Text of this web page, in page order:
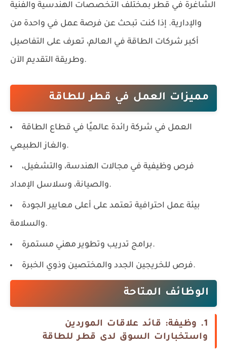
الشاغرة في قطر بمختلف التخصصات الهندسية والفنية
والإدارية. إذا كنت تبحث عن فرصة عمل في واحدة من
أكبر شركات الطاقة في العالم، تعرف على التفاصيل
وطريقة التقديم الآن.
مميزات العمل في قطر للطاقة
العمل في شركة رائدة عالميًا في قطاع الطاقة
والغاز الطبيعي.
فرص وظيفية في مجالات الهندسة، والتشغيل،
والصيانة، وسلاسل الإمداد.
بيئة عمل احترافية تعتمد على أعلى معايير الجودة
والسلامة.
برامج تدريب وتطوير مهني مستمرة.
فرص للخريجين الجدد والمختصين وذوي الخبرة.
الوظائف المتاحة
1. وظيفة: قائد علاقات الموردين
واستخبارات السوق لدى قطر للطاقة